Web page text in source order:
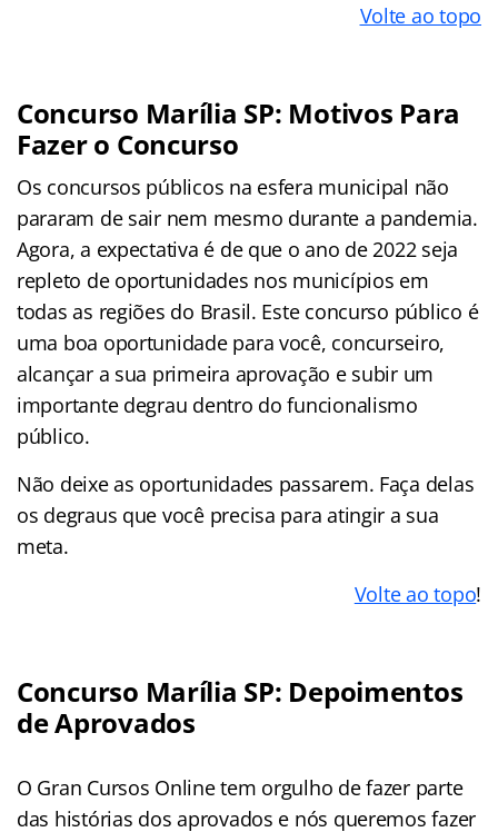
Volte ao topo
Concurso Marília SP: Motivos Para
Fazer o Concurso
Os concursos públicos na esfera municipal não
pararam de sair nem mesmo durante a pandemia.
Agora, a expectativa é de que o ano de 2022 seja
repleto de oportunidades nos municípios em
todas as regiões do Brasil. Este concurso público é
uma boa oportunidade para você, concurseiro,
alcançar a sua primeira aprovação e subir um
importante degrau dentro do funcionalismo
público.
Não deixe as oportunidades passarem. Faça delas
os degraus que você precisa para atingir a sua
meta.
Volte ao topo!
Concurso Marília SP: Depoimentos
de Aprovados
O Gran Cursos Online tem orgulho de fazer parte
das histórias dos aprovados e nós queremos fazer